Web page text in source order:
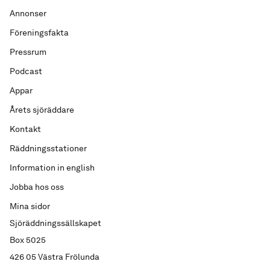
Sjöräddningssällskapet
Box 5025
426 05 Västra Frölunda
Annonser
Föreningsfakta
Pressrum
Podcast
Appar
Årets sjöräddare
Kontakt
Räddningsstationer
Information in english
Jobba hos oss
Mina sidor